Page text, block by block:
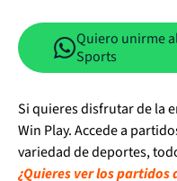
Quiero unirme
Sports
Si quieres disfrutar de la
Win Play. Accede a
variedad de deportes,
¿Quieres ver los